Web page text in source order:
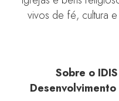
vivos de fé, cultura
Sobre o